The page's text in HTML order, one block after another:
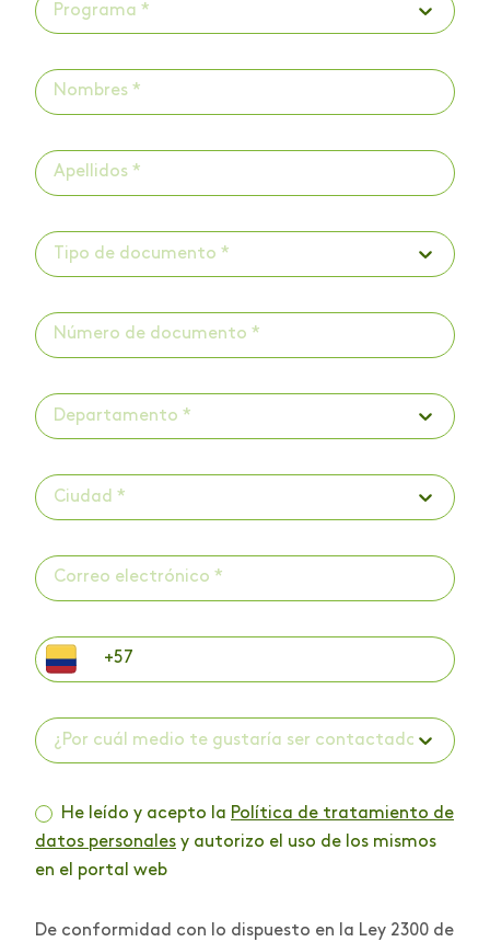
Programa *
Tipo de documento *
Departamento *
Ciudad *
¿Por cuál medio te gustaría ser contactado? *
He leído y acepto la Política de tratamiento de
datos personales y autorizo el uso de los mismos
en el portal web
De conformidad con lo dispuesto en la Ley 2300 de